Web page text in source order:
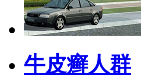
牛皮癣人群